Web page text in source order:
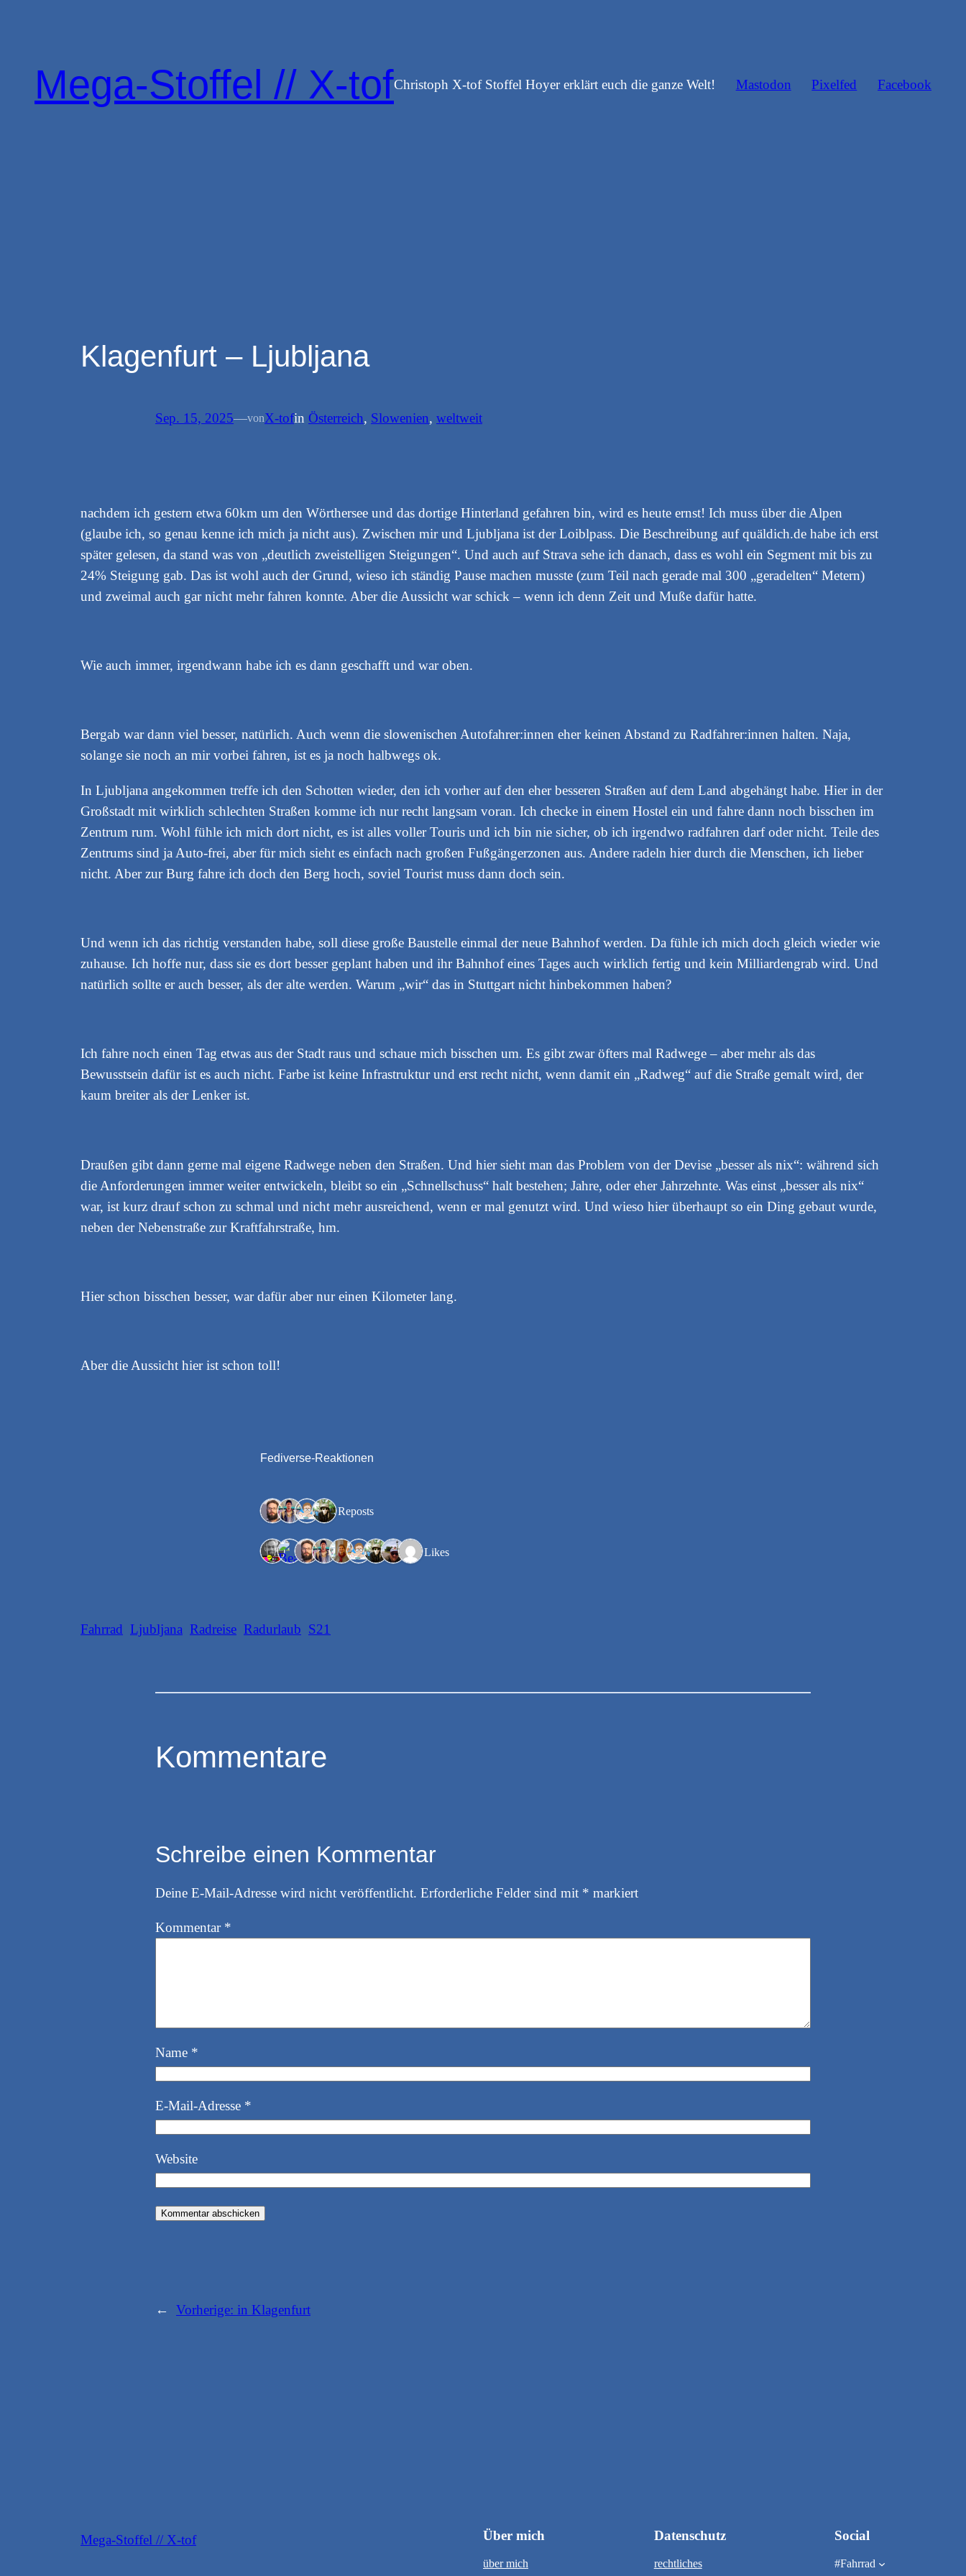
Mega-Stoffel // X-tofChristoph X-tof Stoffel Hoyer erklärt euch die ganze Welt! Mastodon Pixelfed Facebook
Klagenfurt – Ljubljana
Sep. 15, 2025—vonX-tofin Österreich, Slowenien, weltweit
nachdem ich gestern etwa 60km um den Wörthersee und das dortige Hinterland gefahren bin, wird es heute ernst! Ich muss über die Alpen
(glaube ich, so genau kenne ich mich ja nicht aus). Zwischen mir und Ljubljana ist der Loiblpass. Die Beschreibung auf quäldich.de habe ich erst
später gelesen, da stand was von „deutlich zweistelligen Steigungen“. Und auch auf Strava sehe ich danach, dass es wohl ein Segment mit bis zu
24% Steigung gab. Das ist wohl auch der Grund, wieso ich ständig Pause machen musste (zum Teil nach gerade mal 300 „geradelten“ Metern)
und zweimal auch gar nicht mehr fahren konnte. Aber die Aussicht war schick – wenn ich denn Zeit und Muße dafür hatte.
Wie auch immer, irgendwann habe ich es dann geschafft und war oben.
Bergab war dann viel besser, natürlich. Auch wenn die slowenischen Autofahrer:innen eher keinen Abstand zu Radfahrer:innen halten. Naja,
solange sie noch an mir vorbei fahren, ist es ja noch halbwegs ok.
In Ljubljana angekommen treffe ich den Schotten wieder, den ich vorher auf den eher besseren Straßen auf dem Land abgehängt habe. Hier in der
Großstadt mit wirklich schlechten Straßen komme ich nur recht langsam voran. Ich checke in einem Hostel ein und fahre dann noch bisschen im
Zentrum rum. Wohl fühle ich mich dort nicht, es ist alles voller Touris und ich bin nie sicher, ob ich irgendwo radfahren darf oder nicht. Teile des
Zentrums sind ja Auto-frei, aber für mich sieht es einfach nach großen Fußgängerzonen aus. Andere radeln hier durch die Menschen, ich lieber
nicht. Aber zur Burg fahre ich doch den Berg hoch, soviel Tourist muss dann doch sein.
Und wenn ich das richtig verstanden habe, soll diese große Baustelle einmal der neue Bahnhof werden. Da fühle ich mich doch gleich wieder wie
zuhause. Ich hoffe nur, dass sie es dort besser geplant haben und ihr Bahnhof eines Tages auch wirklich fertig und kein Milliardengrab wird. Und
natürlich sollte er auch besser, als der alte werden. Warum „wir“ das in Stuttgart nicht hinbekommen haben?
Ich fahre noch einen Tag etwas aus der Stadt raus und schaue mich bisschen um. Es gibt zwar öfters mal Radwege – aber mehr als das
Bewusstsein dafür ist es auch nicht. Farbe ist keine Infrastruktur und erst recht nicht, wenn damit ein „Radweg“ auf die Straße gemalt wird, der
kaum breiter als der Lenker ist.
Draußen gibt dann gerne mal eigene Radwege neben den Straßen. Und hier sieht man das Problem von der Devise „besser als nix“: während sich
die Anforderungen immer weiter entwickeln, bleibt so ein „Schnellschuss“ halt bestehen; Jahre, oder eher Jahrzehnte. Was einst „besser als nix“
war, ist kurz drauf schon zu schmal und nicht mehr ausreichend, wenn er mal genutzt wird. Und wieso hier überhaupt so ein Ding gebaut wurde,
neben der Nebenstraße zur Kraftfahrstraße, hm.
Hier schon bisschen besser, war dafür aber nur einen Kilometer lang.
Aber die Aussicht hier ist schon toll!
Fediverse-Reaktionen
4 Reposts
9 Likes
Fahrrad Ljubljana Radreise Radurlaub S21
Kommentare
Schreibe einen Kommentar
Deine E-Mail-Adresse wird nicht veröffentlicht. Erforderliche Felder sind mit * markiert
Kommentar *
Name *
E-Mail-Adresse *
Website
← Vorherige: in Klagenfurt
Mega-Stoffel // X-tof Über mich
über mich
Datenschutz
rechtliches
Social
#Fahrrad